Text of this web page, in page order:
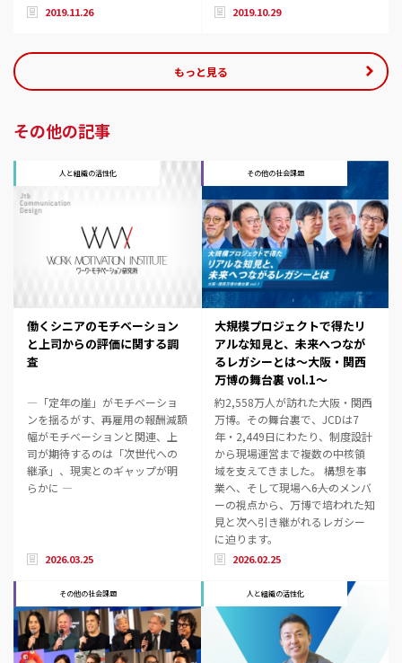
2019.11.26 2019.10.29
もっと見る
その他の記事
人と組織の活性化
働くシニアのモチベーション
と上司からの評価に関する調
査
―「定年の崖」がモチベーショ
ンを揺るがす、再雇用の報酬減額
幅がモチベーションと関連、上
司が期待するのは「次世代への
継承」、現実とのギャップが明
らかに ―
2026.03.25
その他の社会課題
大規模プロジェクトで得たリ
アルな知見と、未来へつなが
るレガシーとは～大阪・関西
万博の舞台裏 vol.1～
約2,558万人が訪れた大阪・関西
万博。その舞台裏で、JCDは7
年・2,449日にわたり、制度設計
から現場運営まで複数の中核領
域を支えてきました。 構想を事
業へ、そして現場へ――6人のメンバ
ーの視点から、万博で培われた知
見と次へ引き継がれるレガシー
に迫ります。
2026.02.25
その他の社会課題 人と組織の活性化